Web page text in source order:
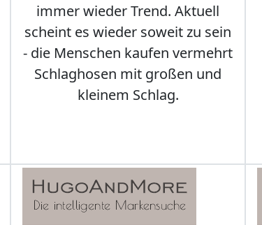
immer wieder Trend. Aktuell
scheint es wieder soweit zu sein
- die Menschen kaufen vermehrt
Schlaghosen mit großen und
kleinem Schlag.